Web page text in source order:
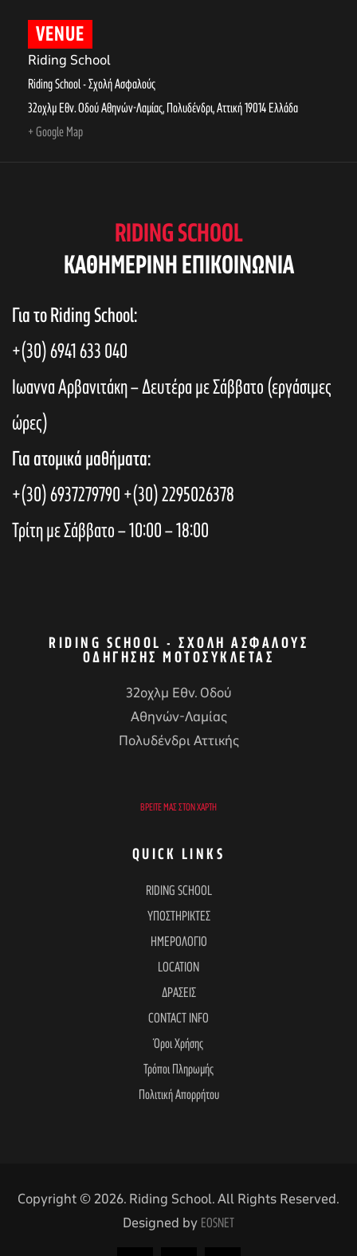
VENUE
Riding School
Riding School - Σχολή Ασφαλούς
32οχλμ Εθν. Οδού Αθηνών-Λαμίας, Πολυδένδρι,Αττική19014Ελλάδα
+ Google Map
RIDING SCHOOL
KAΘΗΜΕΡΙΝΗ ΕΠΙΚΟΙΝΩΝΙΑ
Για το Riding School:
+(30) 6941 633 040
Ιωαννα Αρβανιτάκη – Δευτέρα με Σάββατο (εργάσιμες
ώρες)
Για ατομικά μαθήματα:
+(30) 6937279790+(30) 2295026378
Τρίτη με Σάββατο – 10:00 – 18:00
RIDING SCHOOL - ΣΧΟΛΉ ΑΣΦΑΛΟΎΣ
ΟΔΉΓΗΣΗΣ ΜΟΤΟΣΥΚΛΈΤΑΣ
32οχλμ Εθν. Οδού
Αθηνών-Λαμίας
Πολυδένδρι Αττικής
ΒΡΕΊΤΕ ΜΑΣ ΣΤΟΝ ΧΆΡΤΗ
QUICK LINKS
RIDING SCHOOL
ΥΠΟΣΤΗΡΙΚΤΕΣ
ΗΜΕΡΟΛΟΓΙΟ
LOCATION
ΔΡΑΣΕΙΣ
CONTACT INFO
Όροι Χρήσης
Τρόποι Πληρωμής
Πολιτική Απορρήτου
Copyright © 2026. Riding School. All Rights Reserved.
Designed by EOSNET